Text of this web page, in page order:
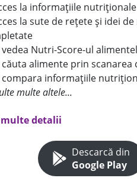
la informațiile
la sute de rețete și idei
Nutri-Score-ul
alimente prin scanarea
compara informațiile
multe altele...
detalii
Descarcă din
Google Play